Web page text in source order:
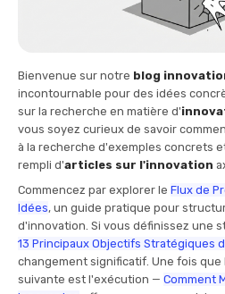
Bienvenue sur notre blog
incontournable pour des idées
sur la recherche en matière d'
vous soyez curieux de savoir
à la recherche d'exemples concrets
rempli d'articles sur l'innovation
Commencez par explorer le Flux de
Idées, un guide pratique pour
d'innovation. Si vous définissez une
13 Principaux Objectifs Stratégiques
changement significatif. Une fois
suivante est l'exécution — Comment